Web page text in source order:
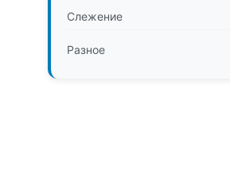
Слежение
Разное